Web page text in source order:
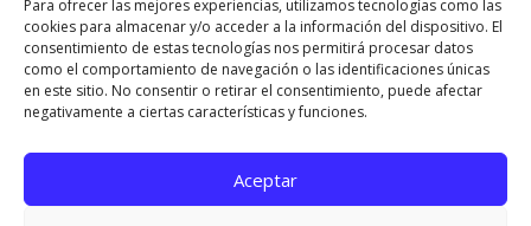
Para ofrecer las mejores experiencias, utilizamos tecnologías como las
cookies para almacenar y/o acceder a la información del dispositivo. El
consentimiento de estas tecnologías nos permitirá procesar datos
como el comportamiento de navegación o las identificaciones únicas
en este sitio. No consentir o retirar el consentimiento, puede afectar
negativamente a ciertas características y funciones.
Aceptar
Utilizamos cookies para ofrecerte la mejor experiencia en